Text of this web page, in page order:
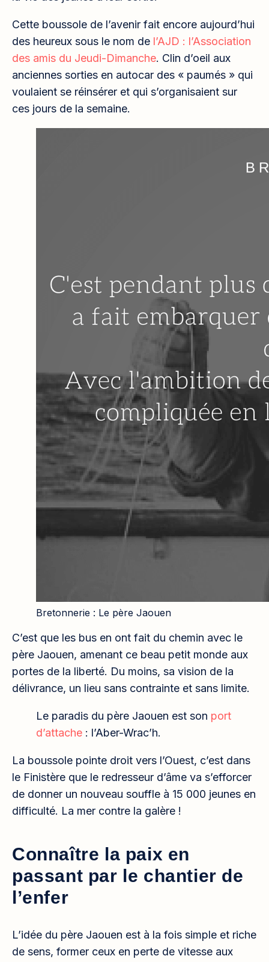
Cette boussole de l’avenir fait encore aujourd’hui
des heureux sous le nom de l’AJD : l’Association
des amis du Jeudi-Dimanche. Clin d’oeil aux
anciennes sorties en autocar des « paumés » qui
voulaient se réinsérer et qui s’organisaient sur
ces jours de la semaine.
Bretonnerie : Le père Jaouen
C’est que les bus en ont fait du chemin avec le
père Jaouen, amenant ce beau petit monde aux
portes de la liberté. Du moins, sa vision de la
délivrance, un lieu sans contrainte et sans limite.
Le paradis du père Jaouen est son port
d’attache : l’Aber-Wrac’h.
La boussole pointe droit vers l’Ouest, c’est dans
le Finistère que le redresseur d’âme va s’efforcer
de donner un nouveau souffle à 15 000 jeunes en
difficulté. La mer contre la galère !
Connaître la paix en
passant par le chantier de
l’enfer
L’idée du père Jaouen est à la fois simple et riche
de sens, former ceux en perte de vitesse aux